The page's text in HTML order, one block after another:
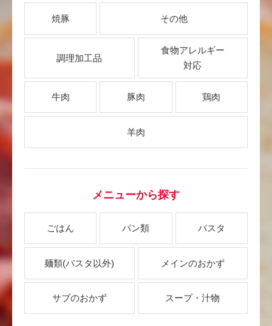
焼豚 その他
調理加工品
食物アレルギー
対応
牛肉 豚肉 鶏肉
羊肉
メニューから探す
ごはん パン類 パスタ
麺類(パスタ以外) メインのおかず
サブのおかず スープ・汁物